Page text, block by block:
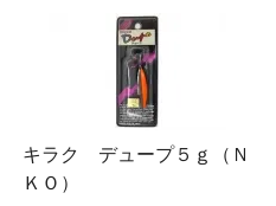
キラク デュープ５ｇ（Ｎ
ＫＯ）